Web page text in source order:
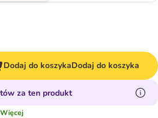
Dodaj do koszykaDodaj do koszyka
za ten produkt
Więcej